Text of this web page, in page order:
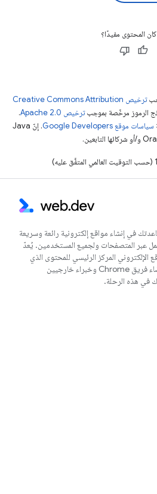
المحتوى مفيدًا؟
ترخيص Creative Commons Attribution
الرموز مرخّصة بموجبترخيص Apache 2.0‏
.
سياسات موقع Google Developers‏
. إنّ Java
في إنشاء مواقع إلكترونية رائعة وسريعة
عبر المتصفحات ولجميع المستخدمين. يُعدّ
الإلكتروني المركز الرئيسي للمحتوى الذي
كتبه أعضاء فريق Chrome وخبراء خارجيين
في هذه الرحلة.